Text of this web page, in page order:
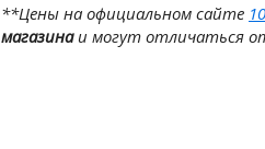
**Цены на официальном сайте
магазинаи могут отличаться